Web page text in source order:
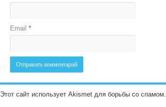
Email *
Этот сайт использует Akismet для борьбы со спамом.